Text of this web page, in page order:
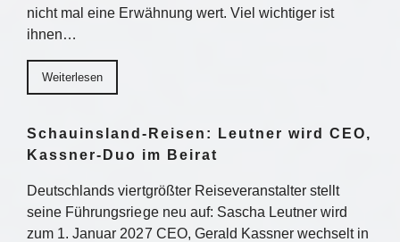
nicht mal eine Erwähnung wert. Viel wichtiger ist
ihnen…
Weiterlesen
Schauinsland-Reisen: Leutner wird CEO,
Kassner-Duo im Beirat
Deutschlands viertgrößter Reiseveranstalter stellt
seine Führungsriege neu auf: Sascha Leutner wird
zum 1. Januar 2027 CEO, Gerald Kassner wechselt in